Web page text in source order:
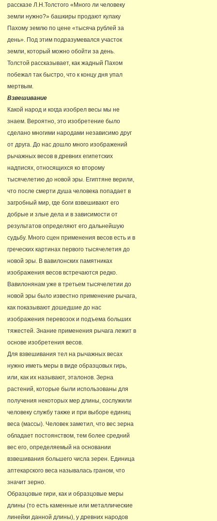
рассказе Л.Н.Толстого «Много ли человеку
земли нужно?» башкиры продают кулаку
Пахому землю по цене «тысяча рублей за
день». Под этим подразумевался участок
земли, который можно обойти за день.
Толстой рассказывает, как жадный Пахом
побежал так быстро, что к концу дня упал
мертвым.
Взвешивание
Какой народ и когда изобрел весы мы не
знаем. Вероятно, это изобретение было
сделано многими народами независимо друг
от друга. До нас дошло много изображений
рычажных весов в древних египетских
надписях, относящихся ко второму
тысячелетию до новой эры. Египтяне верили,
что после смерти душа человека попадает в
загробный мир, где боги взвешивают его
добрые и злые дела и в зависимости от
результатов определяют его дальнейшую
судьбу. Много сцен применения весов есть и в
греческих картинах первого тысячелетия до
новой эры. В вавилонских памятниках
изображения весов встречаются редко.
Вавилонянам уже в третьем тысячелетии до
новой эры было известно применение рычага,
как показывают дошедшие до нас
изображения перевозок и подъема больших
тяжестей. Знание применения рычага лежит в
основе изобретения весов.
Для взвешивания тел на рычажных весах
нужно иметь меры в виде образцовых гирь,
или, как их называют, эталонов. Зерна
растений, которые были использованы для
получения некоторых мер длины, сослужили
человеку службу также и при выборе единиц
веса (массы). Человек заметил, что вес зерна
обладает постоянством, тем более средний
вес его, определяемый на основании
взвешивания большего числа зерен. Единица
аптекарского веса называлась граном, что
значит зерно.
Образцовые гири, как и образцовые меры
длины (то есть каменные или металлические
линейки данной длины), у древних народов